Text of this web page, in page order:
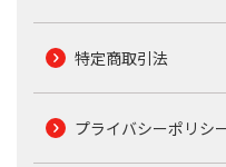
特定商取引法
プライバシーポリシ